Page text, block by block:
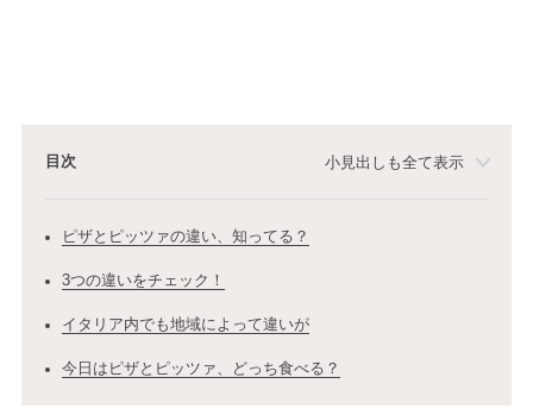
目次 小見出しも全て表示
ピザとピッツァの違い、知ってる？
3つの違いをチェック！
イタリア内でも地域によって違いが
今日はピザとピッツァ、どっち食べる？